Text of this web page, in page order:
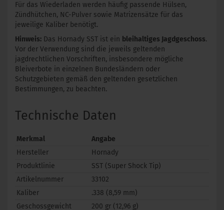
Für das Wiederladen werden häufig passende Hülsen,
Zündhütchen, NC-Pulver sowie Matrizensätze für das
jeweilige Kaliber benötigt.
Hinweis: Das Hornady SST ist ein bleihaltiges Jagdgeschoss.
Vor der Verwendung sind die jeweils geltenden
jagdrechtlichen Vorschriften, insbesondere mögliche
Bleiverbote in einzelnen Bundesländern oder
Schutzgebieten gemäß den geltenden gesetzlichen
Bestimmungen, zu beachten.
Technische Daten
Merkmal
Angabe
Hersteller
Hornady
Produktlinie
SST (Super Shock Tip)
Artikelnummer
33102
Kaliber
.338 (8,59 mm)
Geschossgewicht
200 gr (12,96 g)